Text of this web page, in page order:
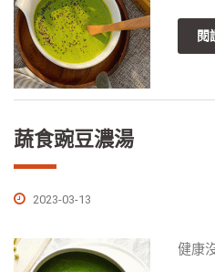
閱
蔬食豌豆濃湯
2023-03-13
健康